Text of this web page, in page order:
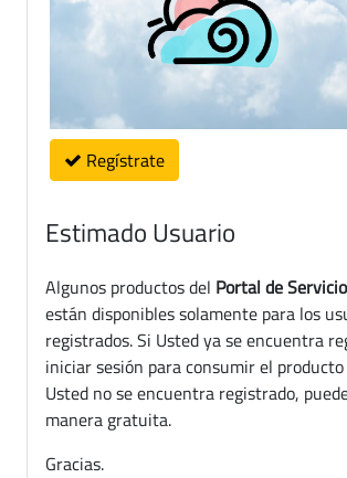
Regístrate
Estimado Usuario
Algunos productos del Portal de
están disponibles solamente para los
registrados. Si Usted ya se encuentra
iniciar sesión para consumir el
Usted no se encuentra registrado,
manera gratuita.
Gracias.